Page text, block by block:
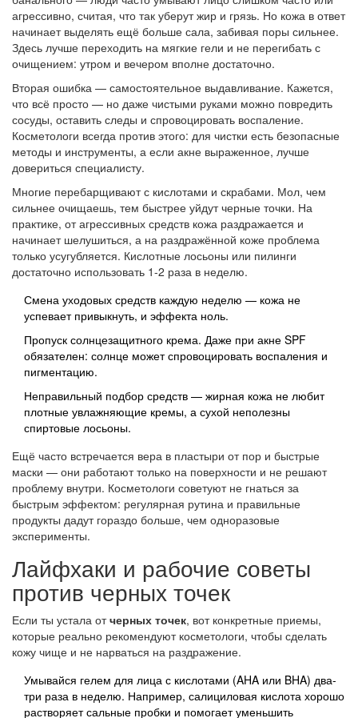
агрессивно, считая, что так уберут жир и грязь. Но кожа в ответ
начинает выделять ещё больше сала, забивая поры сильнее.
Здесь лучше переходить на мягкие гели и не перегибать с
очищением: утром и вечером вполне достаточно.
Вторая ошибка — самостоятельное выдавливание. Кажется,
что всё просто — но даже чистыми руками можно повредить
сосуды, оставить следы и спровоцировать воспаление.
Косметологи всегда против этого: для чистки есть безопасные
методы и инструменты, а если акне выраженное, лучше
довериться специалисту.
Многие перебарщивают с кислотами и скрабами. Мол, чем
сильнее очищаешь, тем быстрее уйдут черные точки. На
практике, от агрессивных средств кожа раздражается и
начинает шелушиться, а на раздражённой коже проблема
только усугубляется. Кислотные лосьоны или пилинги
достаточно использовать 1-2 раза в неделю.
Смена уходовых средств каждую неделю — кожа не
успевает привыкнуть, и эффекта ноль.
Пропуск солнцезащитного крема. Даже при акне SPF
обязателен: солнце может спровоцировать воспаления и
пигментацию.
Неправильный подбор средств — жирная кожа не любит
плотные увлажняющие кремы, а сухой неполезны
спиртовые лосьоны.
Ещё часто встречается вера в пластыри от пор и быстрые
маски — они работают только на поверхности и не решают
проблему внутри. Косметологи советуют не гнаться за
быстрым эффектом: регулярная рутина и правильные
продукты дадут гораздо больше, чем одноразовые
эксперименты.
Лайфхаки и рабочие советы
против черных точек
Если ты устала отчерных точек, вот конкретные приемы,
которые реально рекомендуют косметологи, чтобы сделать
кожу чище и не нарваться на раздражение.
Умывайся гелем для лица с кислотами (AHA или BHA) два-
три раза в неделю. Например, салициловая кислота хорошо
растворяет сальные пробки и помогает уменьшить